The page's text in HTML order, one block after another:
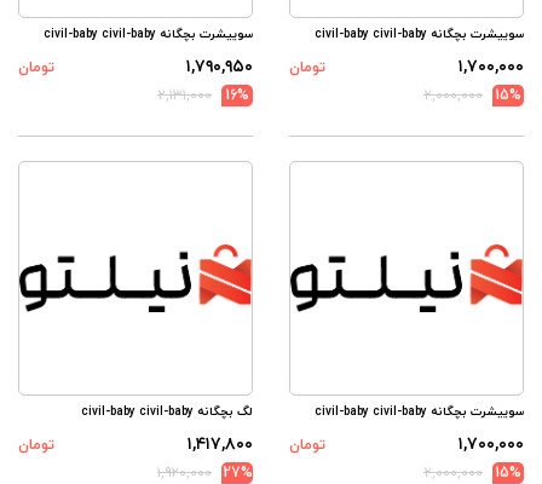
سوییشرت بچگانه civil-baby civil-baby
۱,۷۰۰,۰۰۰
تومان
15%
۲,۰۰۰,۰۰۰
سوییشرت بچگانه civil-baby civil-baby
۱,۷۹۰,۹۵۰
تومان
16%
۲,۱۳۱,۰۰۰
سوییشرت بچگانه civil-baby civil-baby
۱,۷۰۰,۰۰۰
تومان
15%
۲,۰۰۰,۰۰۰
لگ بچگانه civil-baby civil-baby
۱,۴۱۷,۸۰۰
تومان
27% ۱,۹۲۰,۰۰۰